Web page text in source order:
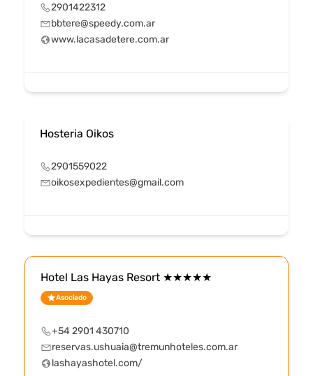
2901422312
bbtere@speedy.com.ar
www.lacasadetere.com.ar
Hosteria Oikos
2901559022
oikosexpedientes@gmail.com
Hotel Las Hayas Resort ★★★★★
Asociado
+54 2901 430710
reservas.ushuaia@tremunhoteles.com.ar
lashayashotel.com/